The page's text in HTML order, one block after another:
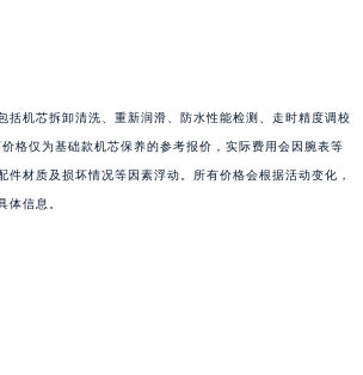
括机芯拆卸清洗、重新润滑、防水性能检测、走时精度调校
格仅为基础款机芯保养的参考报价，实际费用会因腕表等
件材质及损坏情况等因素浮动。所有价格会根据活动变化，
体信息。